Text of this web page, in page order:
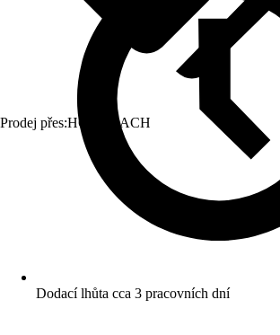
Prodej přes:HORNBACH
Dodací lhůta cca 3 pracovních dní